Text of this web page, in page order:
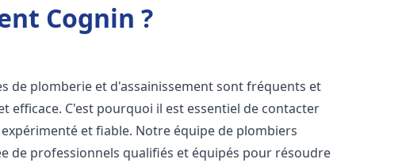
Cognin ?
de plomberie et d'assainissement sont fréquents et
efficace. C'est pourquoi il est essentiel de contacter
expérimenté et fiable. Notre équipe de plombiers
de professionnels qualifiés et équipés pour résoudre